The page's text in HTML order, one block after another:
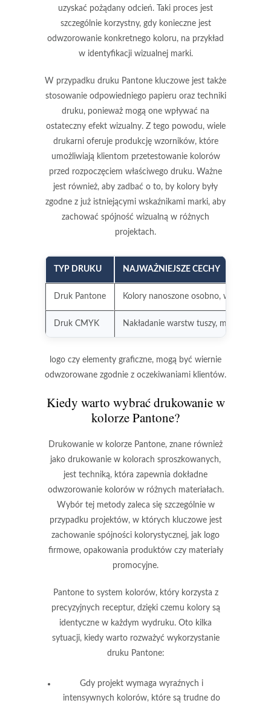
uzyskać pożądany odcień. Taki proces jest
szczególnie korzystny, gdy konieczne jest
odwzorowanie konkretnego koloru, na przykład
w identyfikacji wizualnej marki.
W przypadku druku Pantone kluczowe jest także
stosowanie odpowiedniego papieru oraz techniki
druku, ponieważ mogą one wpływać na
ostateczny efekt wizualny. Z tego powodu, wiele
drukarni oferuje produkcję wzorników, które
umożliwiają klientom przetestowanie kolorów
przed rozpoczęciem właściwego druku. Ważne
jest również, aby zadbać o to, by kolory były
zgodne z już istniejącymi wskaźnikami marki, aby
zachować spójność wizualną w różnych
projektach.
TYP DRUKU NAJWAŻNIEJSZE CECHY
Druk Pantone Kolory nanoszone osobno, większa
Druk CMYK Nakładanie warstw tuszy, mniej
logo czy elementy graficzne, mogą być wiernie
odwzorowane zgodnie z oczekiwaniami klientów.
Kiedy warto wybrać drukowanie w
kolorze Pantone?
Drukowanie w kolorze Pantone, znane również
jako drukowanie w kolorach sproszkowanych,
jest techniką, która zapewnia dokładne
odwzorowanie koloróww różnych materiałach.
Wybór tej metody zaleca się szczególnie w
przypadku projektów, w których kluczowe jest
zachowanie spójności kolorystycznej, jak logo
firmowe, opakowania produktów czy materiały
promocyjne.
Pantone to system kolorów, który korzysta z
precyzyjnych receptur, dzięki czemu kolory są
identyczne w każdym wydruku. Oto kilka
sytuacji, kiedy warto rozważyć wykorzystanie
druku Pantone:
Gdy projekt wymaga wyraźnych i
intensywnych kolorów, które są trudne do